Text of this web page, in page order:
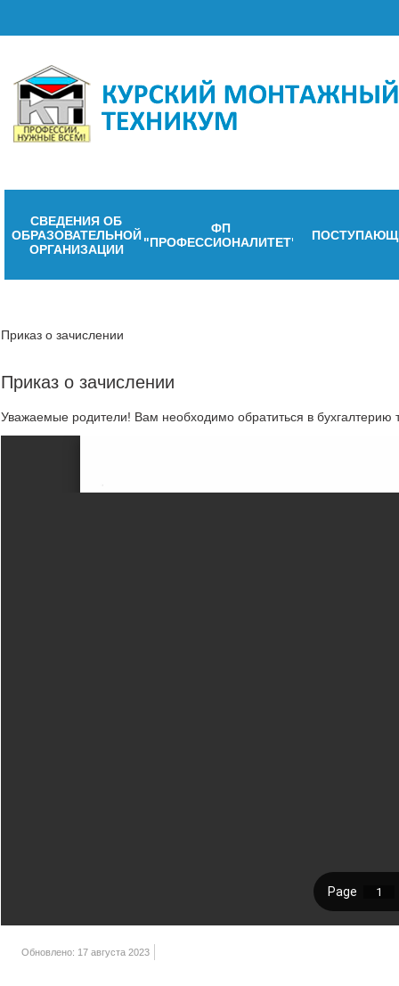
СВЕДЕНИЯ ОБ
ОБРАЗОВАТЕЛЬНОЙ
ОРГАНИЗАЦИИ
ФП
"ПРОФЕССИОНАЛИТЕТ"
Приказ о зачислении
Приказ о зачислении
Уважаемые родители! Вам необходимо обратиться в
Обновлено: 17 августа 2023